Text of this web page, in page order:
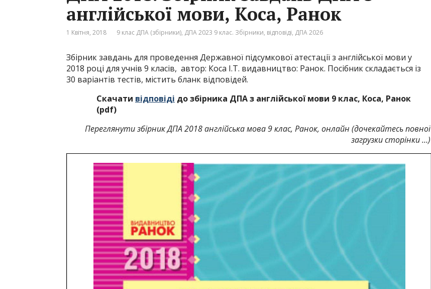
англійської мови, Коса, Ранок
1 Квітня, 2018 9 клас ДПА (збірники), ДПА 2023 9 клас. Збірники, відповіді, ДПА 2026
Збірник завдань для проведення Державної підсумкової атестації з англійської мови у
2018 році для учнів 9 класів, автор: Коса І.Т. видавництво: Ранок. Посібник складається із
30 варіантів тестів, містить бланк відповідей.
Скачати відповіді до збірника ДПА з англійської мови 9 клас, Коса, Ранок
(pdf)
Переглянути збірник ДПА 2018 англійська мова 9 клас, Ранок, онлайн (дочекайтесь повної
загрузки сторінки …)